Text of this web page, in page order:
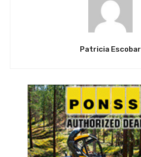
Patricia Escobar